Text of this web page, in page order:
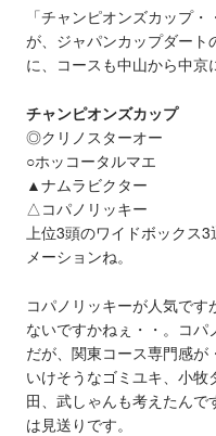
「チャンピオンズカップ
が、ジャパンカップダート
に、コースも中山から中京
チャンピオンズカップ
◎クリノスターオー
○ホッコータルマエ
▲ナムラビクター
△コパノリッキー
上位3頭のワイドボック
メーションね。
コパノリッキーが人気で
ないですかねぇ・・。コ
だが、関東コース専門感
いけそうなゴミユキ、小
田、武しゃんも考えたん
は見送りです。